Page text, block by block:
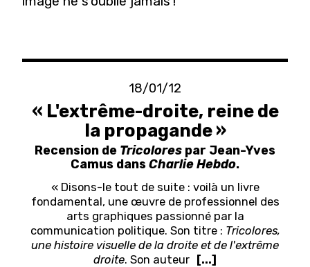
18/01/12
« L'extrême-droite, reine de
la propagande »
Recension de Tricolores par Jean-Yves
Camus dans Charlie Hebdo.
« Disons-le tout de suite : voilà un livre
fondamental, une œuvre de professionnel des
arts graphiques passionné par la
communication politique. Son titre : Tricolores,
une histoire visuelle de la droite et de l'extrême
droite. Son auteur [...]